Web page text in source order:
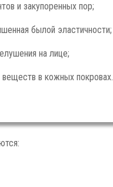
и закупоренных пор;
былой эластичности;
на лице;
в кожных покровах.